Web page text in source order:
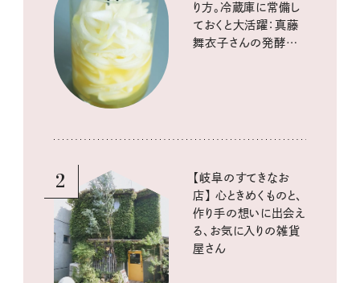
り方。冷蔵庫に常備し
ておくと大活躍：真藤
舞衣子さんの発酵と
2
【岐阜のすてきなお
店】 心ときめくものと、
作り手の想いに出会え
る、お気に入りの雑貨
屋さん